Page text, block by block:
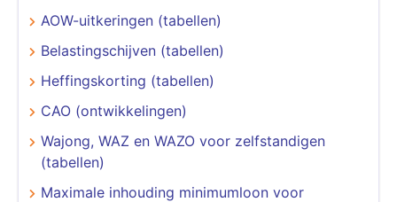
AOW-uitkeringen (tabellen)
Belastingschijven (tabellen)
Heffingskorting (tabellen)
CAO (ontwikkelingen)
Wajong, WAZ en WAZO voor zelfstandigen
(tabellen)
Maximale inhouding minimumloon voor